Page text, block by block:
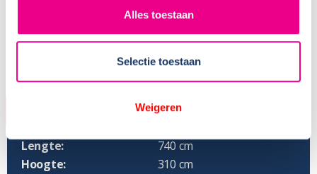
Alles toestaan
Selectie toestaan
Weigeren
Lengte:
740 cm
Hoogte:
310 cm